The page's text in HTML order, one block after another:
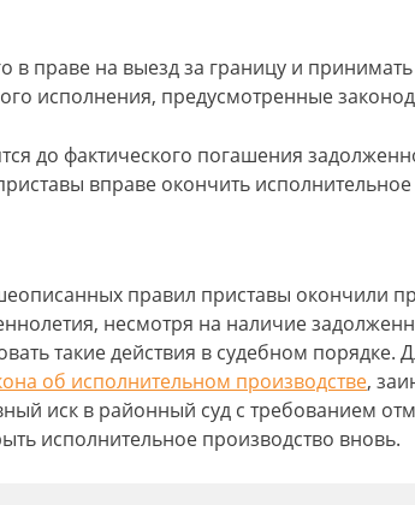
в праве на выезд за границу и
исполнения, предусмотренные
до фактического погашения
вправе окончить
правил приставы окончили
несмотря на наличие
такие действия в судебном порядке.
об исполнительном производстве,
иск в районный суд с требованием
исполнительное производство вновь.